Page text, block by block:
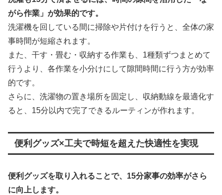
がら作業」が効果的です。
洗濯機を回している間に掃除や片付けを行うと、全体の家
事時間が短縮されます。
また、干す・畳む・収納する作業も、1種類ずつまとめて
行うより、各作業を小分けにして隙間時間に行う方が効率
的です。
さらに、洗濯物の置き場所を固定し、収納動線を最適化す
ると、15分以内で完了できるルーティンが作れます。
便利グッズ×工夫で時短を超えた快適性を実現
便利グッズを取り入れることで、15分家事の効率がさら
に向上します。